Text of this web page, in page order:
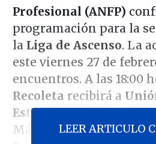
Profesional (ANFP)
programación para la
la Liga de Ascenso. La
este viernes 27 de
encuentros. A las 18:00
Recoleta recibirá a
Estadio Municipal
Más tarde, a las 20:30
LEER ARTICULO